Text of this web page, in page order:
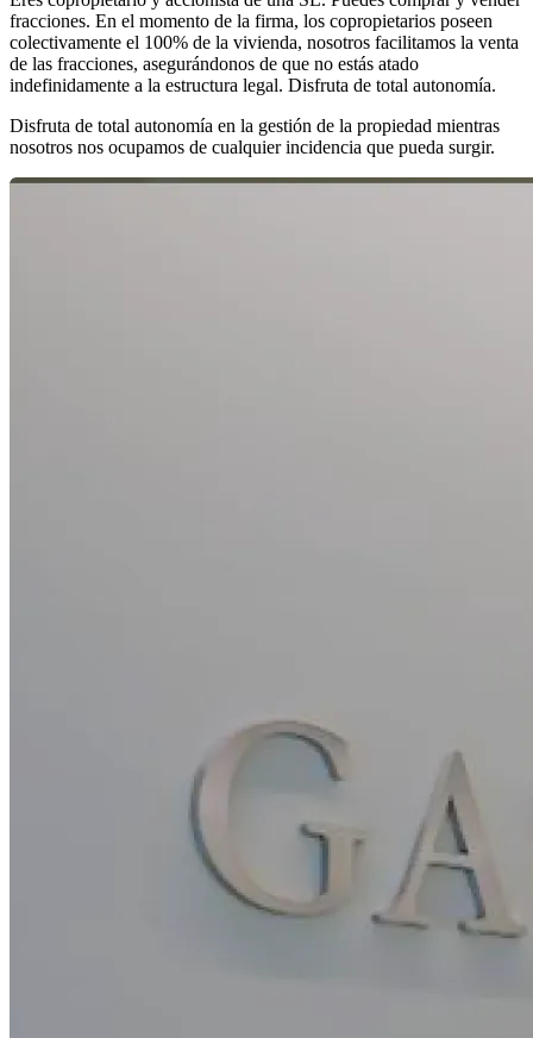
fracciones. En el momento de la firma, los copropietarios poseen
colectivamente el 100% de la vivienda, nosotros facilitamos la venta
de las fracciones, asegurándonos de que no estás atado
indefinidamente a la estructura legal. Disfruta de total autonomía.
Disfruta de total autonomía en la gestión de la propiedad mientras
nosotros nos ocupamos de cualquier incidencia que pueda surgir.